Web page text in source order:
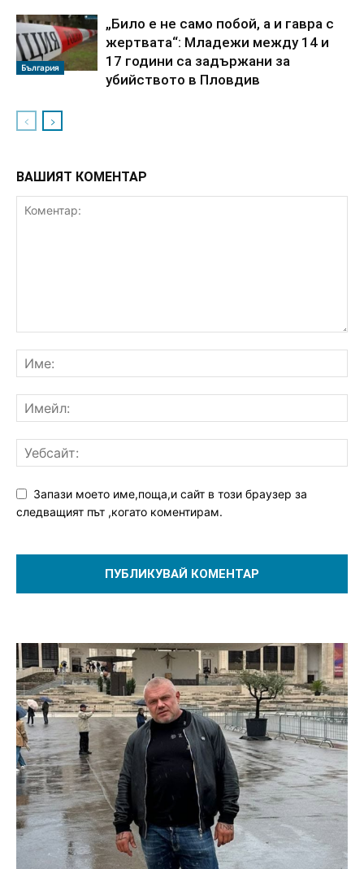
България
„Било е не само побой, а и гавра с
жертвата“: Младежи между 14 и
17 години са задържани за
убийството в Пловдив
ВАШИЯТ КОМЕНТАР
Запази моето име,поща,и сайт в този браузер за
следващият път ,когато коментирам.